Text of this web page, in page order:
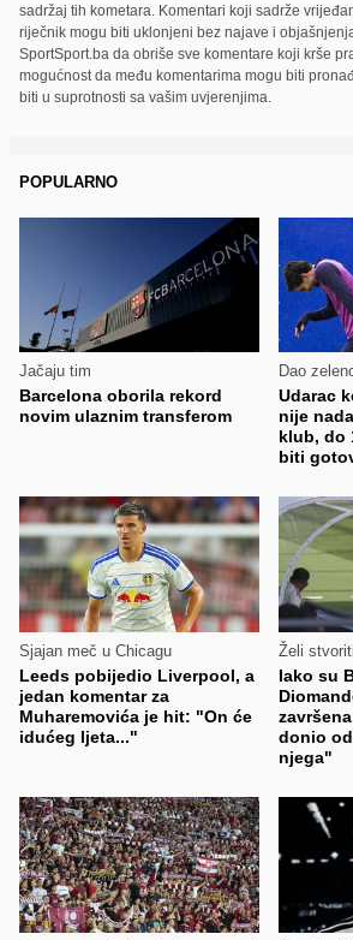
sadržaj tih kometara. Komentari koji sadrže
riječnik mogu biti uklonjeni bez najave i
SportSport.ba da obriše sve komentare koji krše
mogućnost da među komentarima mogu biti
biti u suprotnosti sa vašim uvjerenjima.
POPULARNO
Jačaju tim
Barcelona oborila rekord
novim ulaznim transferom
Dao
Udarac
nije
klub, do
biti
Sjajan meč u Chicagu
Leeds pobijedio Liverpool, a
jedan komentar za
Muharemovića je hit: "On će
idućeg ljeta..."
Želi
Iako su
donio
njega"